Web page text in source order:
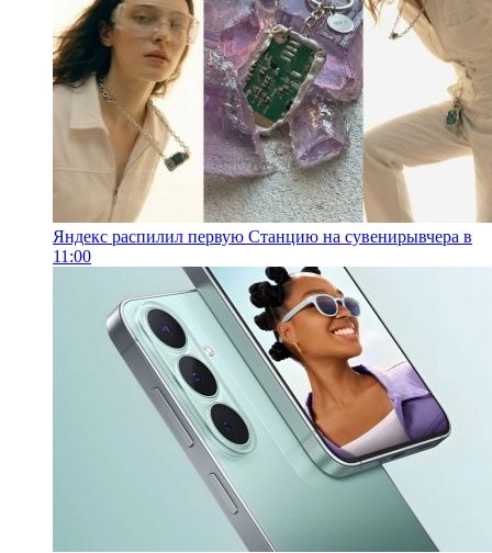
Яндекс распилил первую Станцию на сувенирывчера в
11:00